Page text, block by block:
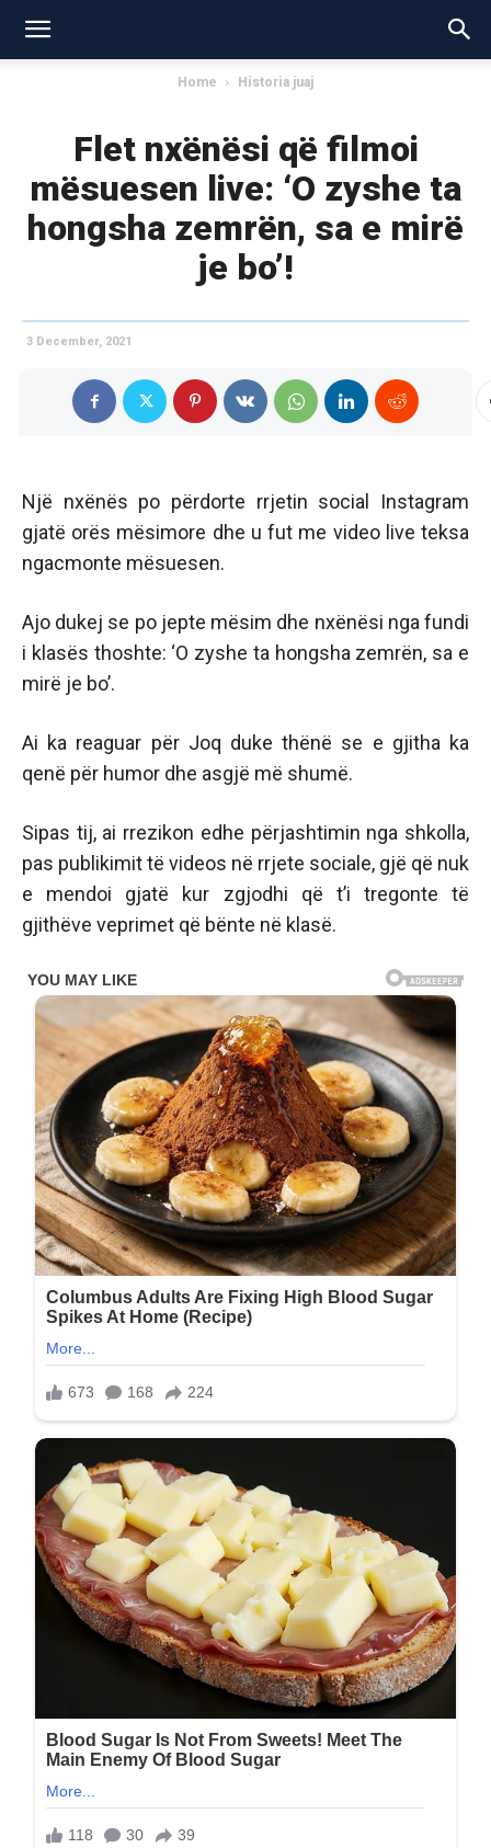
Home Historia juaj
Flet nxënësi që filmoi
mësuesen live: ‘O zyshe ta
hongsha zemrën, sa e mirë
je bo’!
3 December, 2021
Një nxënës po përdorte rrjetin social Instagram
gjatë orës mësimore dhe u fut me video live teksa
ngacmonte mësuesen.
Ajo dukej se po jepte mësim dhe nxënësi nga fundi
i klasës thoshte: ‘O zyshe ta hongsha zemrën, sa e
mirë je bo’.
Ai ka reaguar për Joq duke thënë se e gjitha ka
qenë për humor dhe asgjë më shumë.
Sipas tij, ai rrezikon edhe përjashtimin nga shkolla,
pas publikimit të videos në rrjete sociale, gjë që nuk
e mendoi gjatë kur zgjodhi që t’i tregonte të
gjithëve veprimet që bënte në klasë.